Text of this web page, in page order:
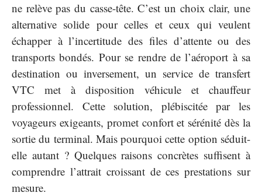
ne relève pas du casse-tête. C’est un choix clair, une
alternative solide pour celles et ceux qui veulent
échapper à l’incertitude des files d’attente ou des
transports bondés. Pour se rendre de l’aéroport à sa
destination ou inversement, un service de transfert
VTC met à disposition véhicule et chauffeur
professionnel. Cette solution, plébiscitée par les
voyageurs exigeants, promet confort et sérénité dès la
sortie du terminal. Mais pourquoi cette option séduit-
elle autant ? Quelques raisons concrètes suffisent à
comprendre l’attrait croissant de ces prestations sur
mesure.